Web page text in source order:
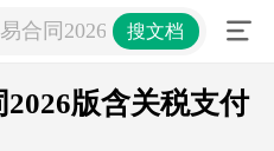
合同2026版含关税支付方
搜文档
版含关税支付